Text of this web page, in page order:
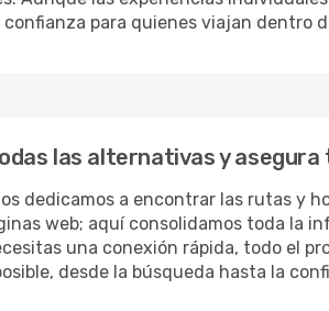
para quienes viajan dentro
las alternativas y asegura
dedicamos a encontrar las rutas y
web; aquí consolidamos toda la
una conexión rápida, todo el
desde la búsqueda hasta la